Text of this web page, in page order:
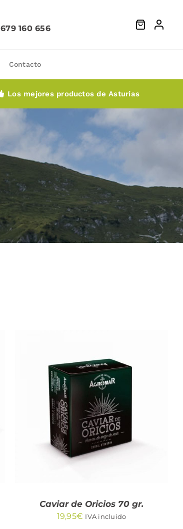
679 160 656
Contacto
Los mejores productos de Asturias
AÑADIR AL CARRITO
QUICK VIEW
Caviar de Oricios 70 gr.
19,95€ IVA incluido